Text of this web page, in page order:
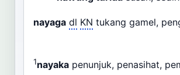
nayaga dl KN tukang gamel,
1nayaka penunjuk, penasihat,